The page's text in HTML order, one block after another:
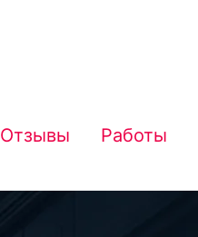
Отзывы Работы